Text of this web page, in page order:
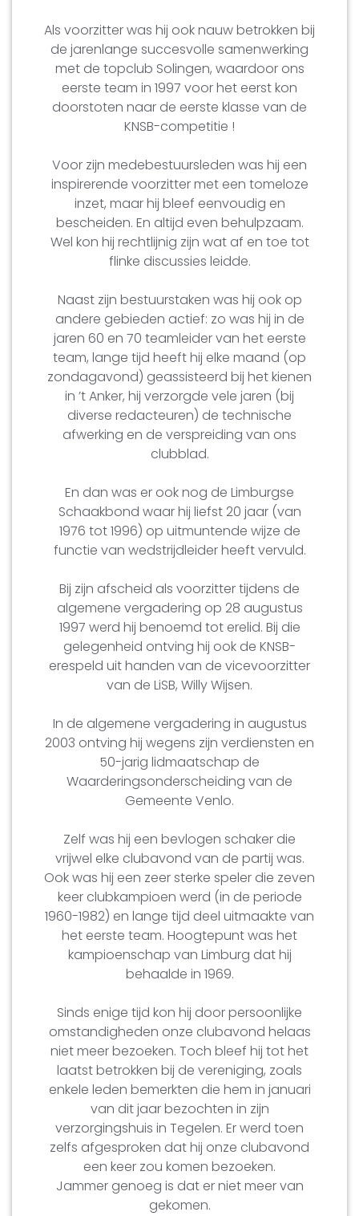
Als voorzitter was hij ook nauw betrokken bij
de jarenlange succesvolle samenwerking
met de topclub Solingen, waardoor ons
eerste team in 1997 voor het eerst kon
doorstoten naar de eerste klasse van de
KNSB-competitie !
Voor zijn medebestuursleden was hij een
inspirerende voorzitter met een tomeloze
inzet, maar hij bleef eenvoudig en
bescheiden. En altijd even behulpzaam.
Wel kon hij rechtlijnig zijn wat af en toe tot
flinke discussies leidde.
Naast zijn bestuurstaken was hij ook op
andere gebieden actief: zo was hij in de
jaren 60 en 70 teamleider van het eerste
team, lange tijd heeft hij elke maand (op
zondagavond) geassisteerd bij het kienen
in ’t Anker, hij verzorgde vele jaren (bij
diverse redacteuren) de technische
afwerking en de verspreiding van ons
clubblad.
En dan was er ook nog de Limburgse
Schaakbond waar hij liefst 20 jaar (van
1976 tot 1996) op uitmuntende wijze de
functie van wedstrijdleider heeft vervuld.
Bij zijn afscheid als voorzitter tijdens de
algemene vergadering op 28 augustus
1997 werd hij benoemd tot erelid. Bij die
gelegenheid ontving hij ook de KNSB-
erespeld uit handen van de vicevoorzitter
van de LiSB, Willy Wijsen.
In de algemene vergadering in augustus
2003 ontving hij wegens zijn verdiensten en
50-jarig lidmaatschap de
Waarderingsonderscheiding van de
Gemeente Venlo.
Zelf was hij een bevlogen schaker die
vrijwel elke clubavond van de partij was.
Ook was hij een zeer sterke speler die zeven
keer clubkampioen werd (in de periode
1960-1982) en lange tijd deel uitmaakte van
het eerste team. Hoogtepunt was het
kampioenschap van Limburg dat hij
behaalde in 1969.
Sinds enige tijd kon hij door persoonlijke
omstandigheden onze clubavond helaas
niet meer bezoeken. Toch bleef hij tot het
laatst betrokken bij de vereniging, zoals
enkele leden bemerkten die hem in januari
van dit jaar bezochten in zijn
verzorgingshuis in Tegelen. Er werd toen
zelfs afgesproken dat hij onze clubavond
een keer zou komen bezoeken.
Jammer genoeg is dat er niet meer van
gekomen.